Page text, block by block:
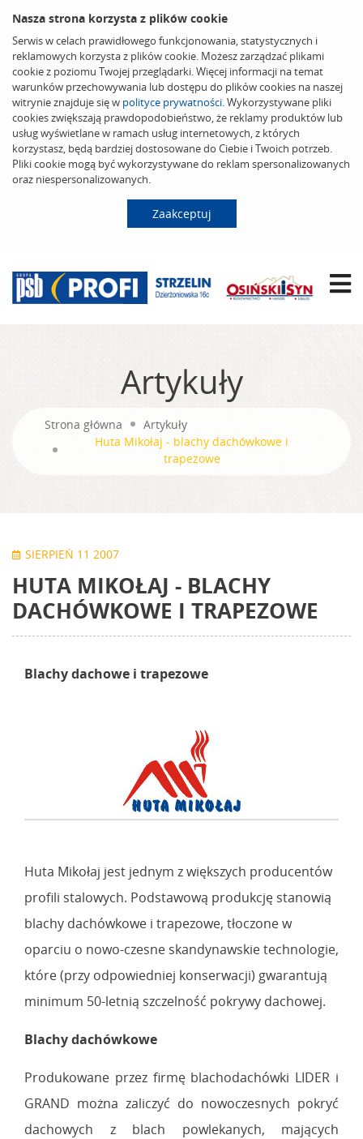
Nasza strona korzysta z plików cookie
Serwis w celach prawidłowego funkcjonowania, statystycznych i
reklamowych korzysta z plików cookie. Możesz zarządzać plikami
cookie z poziomu Twojej przeglądarki. Więcej informacji na temat
warunków przechowywania lub dostępu do plików cookies na naszej
witrynie znajduje się w polityce prywatności. Wykorzystywane pliki
cookies zwiększają prawdopodobieństwo, że reklamy produktów lub
usług wyświetlane w ramach usług internetowych, z których
korzystasz, będą bardziej dostosowane do Ciebie i Twoich potrzeb.
Pliki cookie mogą być wykorzystywane do reklam spersonalizowanych
oraz niespersonalizowanych.
Zaakceptuj
Artykuły
Strona główna
Artykuły
Huta Mikołaj - blachy dachówkowe i
trapezowe
SIERPIEŃ 11 2007
HUTA MIKOŁAJ - BLACHY
DACHÓWKOWE I TRAPEZOWE
Blachy dachowe i trapezowe
Huta Mikołaj jest jednym z większych producentów
profili stalowych. Podstawową produkcję stanowią
blachy dachówkowe i trapezowe, tłoczone w
oparciu o nowo-czesne skandynawskie technologie,
które (przy odpowiedniej konserwacji) gwarantują
minimum 50-letnią szczelność pokrywy dachowej.
Blachy dachówkowe
Produkowane przez firmę blachodachówki LIDER i
GRAND można zaliczyć do nowoczesnych pokryć
dachowych z blach powlekanych, mających